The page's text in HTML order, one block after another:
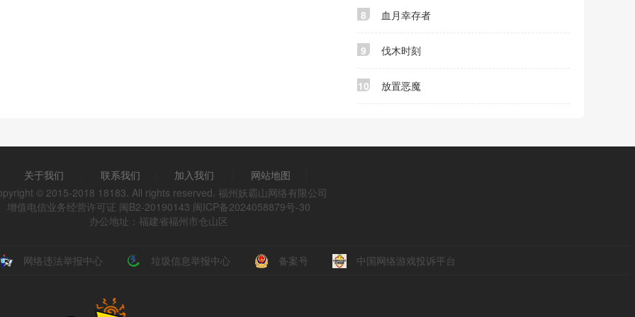
8 血月幸存者
9 伐木时刻
10 放置恶魔
关于我们 联系我们 加入我们 网站地图
© 2015-2018 18183. All rights reserved. 福州妖霸山网络有限公司
增值电信业务经营许可证 闽B2-20190143 闽ICP备2024058879号-30
办公地址：福建省福州市仓山区
网络违法举报中心 垃圾信息举报中心 备案号 中国网络游戏投诉平台